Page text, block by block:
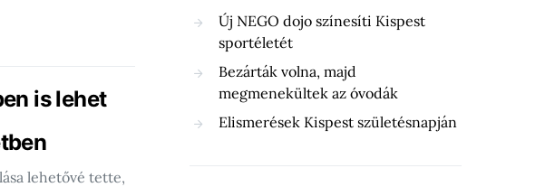
is lehet
lehetővé tette,
Új NEGO dojo színesíti Kispest
sportéletét
Bezárták volna, majd
megmenekültek az óvodák
Elismerések Kispest születésnapján